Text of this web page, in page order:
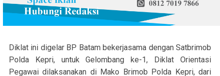
Diklat ini digelar BP Batam bekerjasama dengan Satbrimob
Polda Kepri, untuk Gelombang ke-1, Diklat Orientasi
Pegawai dilaksanakan di Mako Brimob Polda Kepri, dari